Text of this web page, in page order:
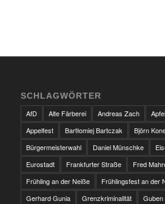
SCHLAGWÖRTER
AfD
Alte Färberei Andreas Zach
Appelfest
Bartłomiej Bartczak
Björn
Bürgermeisterwahl
Daniel Münschke
Eurostadt
Frankfurter Straße Fred
Frühling an der Neiße
Frühlingsfest an der
Gerhard Gunia
Grenzkriminalität Guben